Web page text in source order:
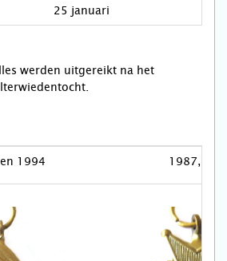
25 januari
werden uitgereikt na het
1994 1987,